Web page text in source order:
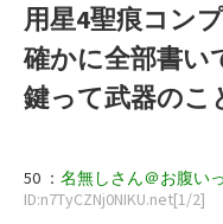
用星4聖痕コン
確かに全部書い
鍵って武器のこ
50 ： 名無しさん＠お腹い
ID:n7TyCZNj0NIKU.net[1/2]